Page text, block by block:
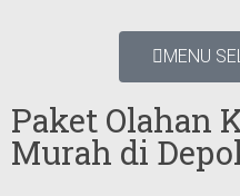
MENU
Paket Olahan
Murah di